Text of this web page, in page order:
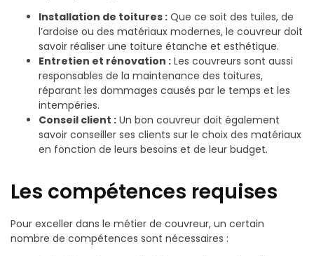
Installation de toitures : Que ce soit des tuiles, de
l’ardoise ou des matériaux modernes, le couvreur doit
savoir réaliser une toiture étanche et esthétique.
Entretien et rénovation : Les couvreurs sont aussi
responsables de la maintenance des toitures,
réparant les dommages causés par le temps et les
intempéries.
Conseil client : Un bon couvreur doit également
savoir conseiller ses clients sur le choix des matériaux
en fonction de leurs besoins et de leur budget.
Les compétences requises
Pour exceller dans le métier de couvreur, un certain
nombre de compétences sont nécessaires :